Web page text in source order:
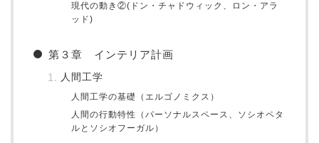
現代の動き②(ドン・チャドウィック、ロン・アラ
ッド)
第３章 インテリア計画
人間工学
人間工学の基礎（エルゴノミクス）
人間の行動特性（パーソナルスペース、ソシオペタ
ルとソシオフーガル）